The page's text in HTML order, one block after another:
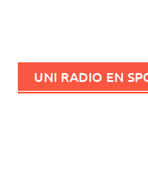
UNI RADIO EN